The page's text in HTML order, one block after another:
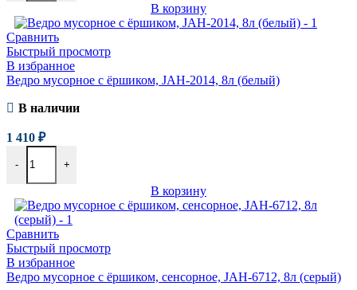
В корзину
Сравнить
Быстрый просмотр
В избранное
Ведро мусорное с ёршиком, JAH-2014, 8л (белый)
В наличии
1 410 ₽
- +
В корзину
Сравнить
Быстрый просмотр
В избранное
Ведро мусорное с ёршиком, сенсорное, JAH-6712, 8л (серый)